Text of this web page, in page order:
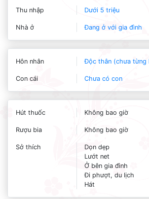
Thu nhập Dưới 5 triệu
Nhà ở Đang ở với gia đình
Hôn nhân Độc thân (chưa từng
Con cái Chưa có con
Hút thuốc Không bao giờ
Rượu bia Không bao giờ
Sở thích
Dọn dẹp
Lướt net
Ở bên gia đình
Đi phượt, du lịch
Hát